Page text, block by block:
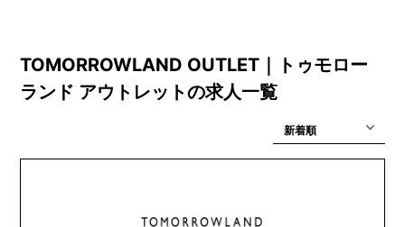
TOMORROWLAND OUTLET｜トゥモロー
ランド アウトレットの求人一覧